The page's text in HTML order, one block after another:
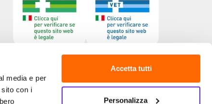
media e per
con i
Accetta tutti
Personalizza